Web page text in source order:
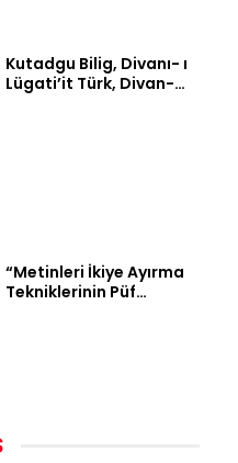
Kutadgu Bilig, Divanı- ı
Lügati’it Türk, Divan-…
“Metinleri İkiye Ayırma
Tekniklerinin Püf…